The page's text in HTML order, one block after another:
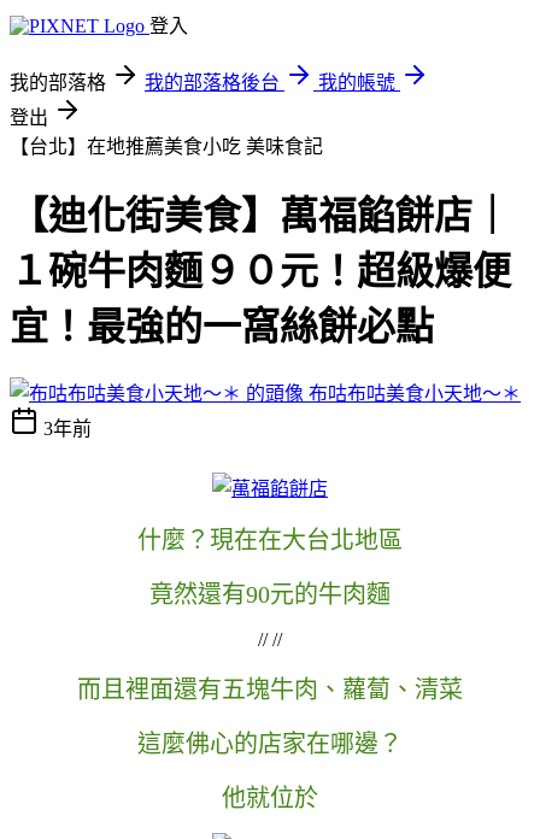
登入
我的部落格 我的部落格後台
我的帳號
登出
【台北】在地推薦美食小吃 美味食記
【迪化街美食】萬福餡餅店｜
１碗牛肉麵９０元！超級爆便
宜！最強的一窩絲餅必點
布咕布咕美食小天地～＊
3年前
什麼？現在在大台北地區
竟然還有90元的牛肉麵
// //
而且裡面還有五塊牛肉、蘿蔔、清菜
這麼佛心的店家在哪邊？
他就位於